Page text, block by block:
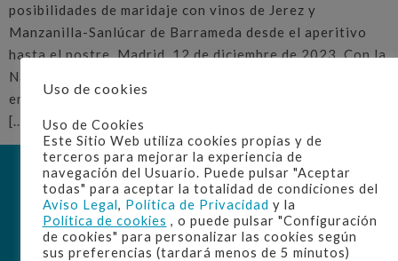
posibilidades de maridaje con vinos de Jerez y
Manzanilla-Sanlúcar de Barrameda desde el aperitivo
hasta el postre. Madrid, 12 de diciembre de 2023. Con la
Navidad a la vuelta de la esquina, es momento de poner
en valor el recetario tradicional y pensar en el menú con
[…]
Uso de cookies
Uso de Cookies
Este Sitio Web utiliza cookies propias y de
terceros para mejorar la experiencia de
navegación del Usuario. Puede pulsar "Aceptar
todas" para aceptar la totalidad de condiciones del
Aviso Legal, Política de Privacidad y la
Política de cookies , o puede pulsar "Configuración
de cookies" para personalizar las cookies según
sus preferencias (tardará menos de 5 minutos)